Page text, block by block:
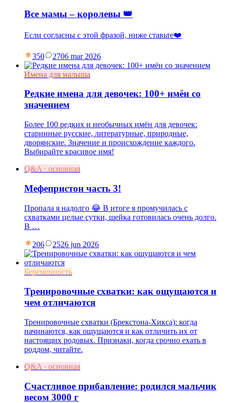
Все мамы – королевы 👑
Если согласны с этой фразой, ниже ставьте❤️
350 2706 mar 2026
Имена для малыша
Редкие имена для девочек: 100+ имён со
значением
Более 100 редких и необычных имён для девочек:
старинные русские, литературные, природные,
дворянские. Значение и происхождение каждого.
Выбирайте красивое имя!
Q&A · основная
Мефепристон часть 3!
Пропала я надолго 😂 В итоге я промучилась с
схватками целые сутки, шейка готовилась очень долго.
В …
206 2526 jun 2026
Беременность
Тренировочные схватки: как ощущаются и
чем отличаются
Тренировочные схватки (Брекстона-Хикса): когда
начинаются, как ощущаются и как отличить их от
настоящих родовых. Признаки, когда срочно ехать в
роддом, читайте.
Q&A · основная
Счастливое прибавление: родился мальчик
весом 3000 г